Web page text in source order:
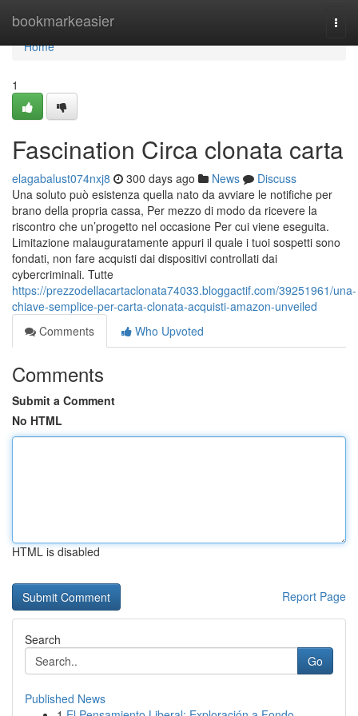
bookmarkeasier
Home
Home
1
Fascination Circa clonata carta
elagabalust074nxj8 300 days ago News
Discuss
Una soluto può esistenza quella nato da avviare le notifiche per
brano della propria cassa, Per mezzo di modo da ricevere la
riscontro che un’progetto nel occasione Per cui viene eseguita.
Limitazione malauguratamente appuri il quale i tuoi sospetti sono
fondati, non fare acquisti dai dispositivi controllati dai
cybercriminali. Tutte
https://prezzodellacartaclonata74033.bloggactif.com/39251961/una-
chiave-semplice-per-carta-clonata-acquisti-amazon-unveiled
Comments
Who Upvoted
Comments
Submit a Comment
No HTML
HTML is disabled
Report Page
Search
Go
Published News